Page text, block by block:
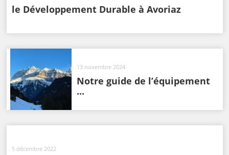
le Développement Durable à Avoriaz
13 novembre 2024
Notre guide de l’équipement
...
5 décembre 2022